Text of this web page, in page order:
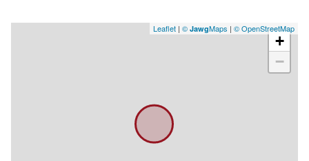
+
−
Leaflet | © JawgMaps | © OpenStreetMap